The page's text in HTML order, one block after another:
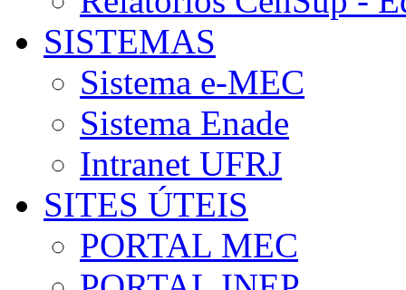
SISTEMAS
Sistema e-MEC
Sistema Enade
Intranet UFRJ
SITES ÚTEIS
PORTAL MEC